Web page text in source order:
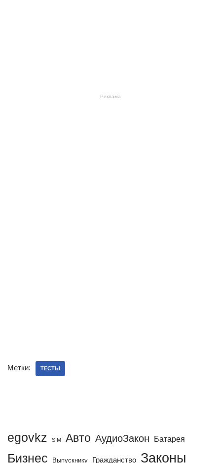
Реклама
Метки: ТЕСТЫ
egovkz SIM Авто АудиоЗакон Батарея
Бизнес Выпускнику Гражданство Законы